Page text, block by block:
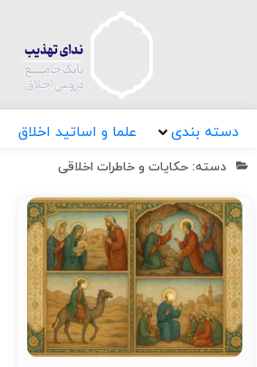
دسته بندی علما و اساتید اخلاق
دسته: حکایات و خاطرات اخلاقی